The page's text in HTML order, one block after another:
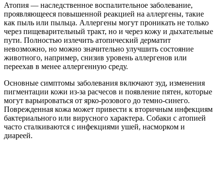
Атопия — наследственное воспалительное заболевание,
проявляющееся повышенной реакцией на аллергены, такие
как пыль или пыльца. Аллергены могут проникать не только
через пищеварительный тракт, но и через кожу и дыхательные
пути. Полностью излечить атопический дерматит
невозможно, но можно значительно улучшить состояние
животного, например, снизив уровень аллергенов или
переехав в менее аллергенную среду.
Основные симптомы заболевания включают зуд, изменения
пигментации кожи из-за расчесов и появление пятен, которые
могут варьироваться от ярко-розового до темно-синего.
Поврежденная кожа может привести к вторичным инфекциям
бактериального или вирусного характера. Собаки с атопией
часто сталкиваются с инфекциями ушей, насморком и
диареей.